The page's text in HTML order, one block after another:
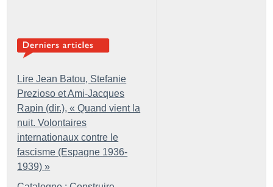
Lire Jean Batou, Stefanie
Prezioso et Ami-Jacques
Rapin (dir.), « Quand vient la
nuit. Volontaires
internationaux contre le
fascisme (Espagne 1936-
1939) »